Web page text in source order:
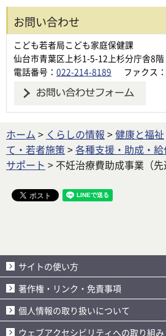
お問い合わせ
こども若者局こども家庭保健課
仙台市青葉区上杉1-5-12上杉分庁舎8階
電話番号： 022-214-8189 ファクス
ホーム > くらしの情報 >健康と福祉
て・若者施策 >各種支援・助成・
サポート > 不妊治療費助成事業（先
サイトの使い方
著作権・リンク・免責事項
個人情報の取り扱いについて
ウェブアクセシビリティへの取り組み